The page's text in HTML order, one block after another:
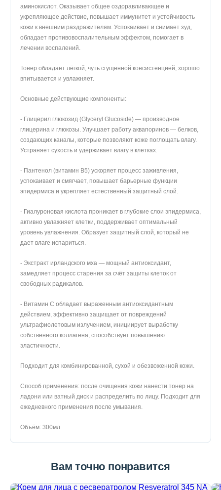
аминокислот. Оказывает общее оздоравливающее и
укрепляющее действие, повышает иммунитет и устойчивость
кожи к внешним раздражителям. Успокаивает и снимает зуд,
обладает противовоспалительным эффектом, помогает в
лечении воспалений.
Тонер обладает лёгкой, чуть сгущенной консистенцией, хорошо
впитывается и увлажняет.
Основные действующие компоненты:
- Глицерил глюкозид (Glyceryl Glucoside) — производное
глицерина и глюкозы. Улучшает работу аквапоринов — белков,
создающих каналы, которые позволяют коже поглощать влагу.
Устраняет сухость и удерживает влагу в клетках.
- Пантенол (витамин B5) ускоряет процесс заживления,
успокаивает и смягчает, повышает барьерные функции
эпидермиса и укрепляет естественный защитный слой.
- Гиалуроновая кислота проникает в глубокие слои эпидермиса,
активно увлажняет клетки, поддерживает оптимальный
уровень увлажнения. Образует защитный слой, который не
дает влаге испариться.
- Экстракт ирландского мха — мощный антиоксидант,
замедляет процесс старения за счёт защиты клеток от
свободных радикалов.
- Витамин С обладает выраженным антиоксидантным
действием, эффективно защищает от повреждений
ультрафиолетовым излучением, инициирует выработку
собственного коллагена, способствует повышению
эластичности.
Подходит для комбинированной, сухой и обезвоженной кожи.
Способ применения: после очищения кожи нанести тонер на
ладони или ватный диск и распределить по лицу. Подходит для
ежедневного применения после умывания.
Объём: 300мл
Вам точно понравится